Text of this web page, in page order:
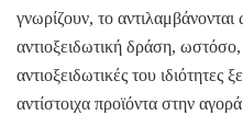
γνωρίζουν, το
αντιοξειδωτική δράση, ωστόσο,
αντιοξειδωτικές του ιδιότητες
αντίστοιχα προϊόντα στην